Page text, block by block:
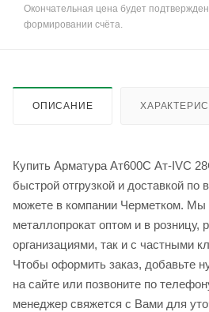
Окончательная цена будет
формировании счёта.
ОПИСАНИЕ
Купить Арматура Ат600С Ат-IVС
быстрой отгрузкой и доставкой по
можете в компании Черметком. Мы
металлопрокат оптом и в розницу,
организациями, так и с частными
Чтобы оформить заказ, добавьте
на сайте или позвоните по
менеджер свяжется с Вами для